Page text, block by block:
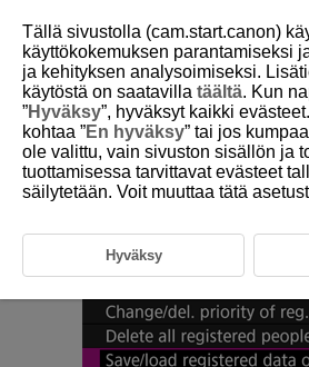
3-4 Data Handling
Registered data can be written for backup
camera
Tällä sivustolla (cam.start.canon)
käyttökokemuksen parantamiseksi
ja kehityksen analysoimiseksi.
käytöstä on saatavilla täältä. Kun
”Hyväksy”, hyväksyt kaikki
kohtaa ”En hyväksy” tai jos
ole valittu, vain sivuston sisällön ja
tuottamisessa tarvittavat evästeet
säilytetään. Voit muuttaa tätä
Hyväksy